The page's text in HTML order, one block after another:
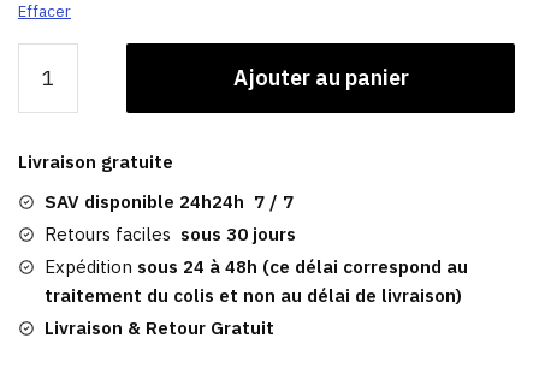
Effacer
Casquette
Multicolore
|
Ashbourne
Ajouter au panier
Livraison gratuite
SAV disponible 24h24h 7 / 7
Retours faciles sous 30 jours
Expédition sous 24 à 48h (ce délai correspond au
traitement du colis et non au délai de livraison)
Livraison & Retour Gratuit